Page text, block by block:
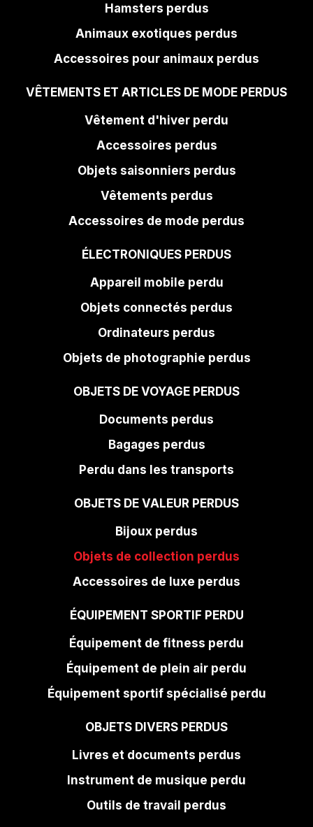
Hamsters perdus
Animaux exotiques perdus
Accessoires pour animaux perdus
VÊTEMENTS ET ARTICLES DE MODE PERDUS
Vêtement d'hiver perdu
Accessoires perdus
Objets saisonniers perdus
Vêtements perdus
Accessoires de mode perdus
ÉLECTRONIQUES PERDUS
Appareil mobile perdu
Objets connectés perdus
Ordinateurs perdus
Objets de photographie perdus
OBJETS DE VOYAGE PERDUS
Documents perdus
Bagages perdus
Perdu dans les transports
OBJETS DE VALEUR PERDUS
Bijoux perdus
Objets de collection perdus
Accessoires de luxe perdus
ÉQUIPEMENT SPORTIF PERDU
Équipement de fitness perdu
Équipement de plein air perdu
Équipement sportif spécialisé perdu
OBJETS DIVERS PERDUS
Livres et documents perdus
Instrument de musique perdu
Outils de travail perdus